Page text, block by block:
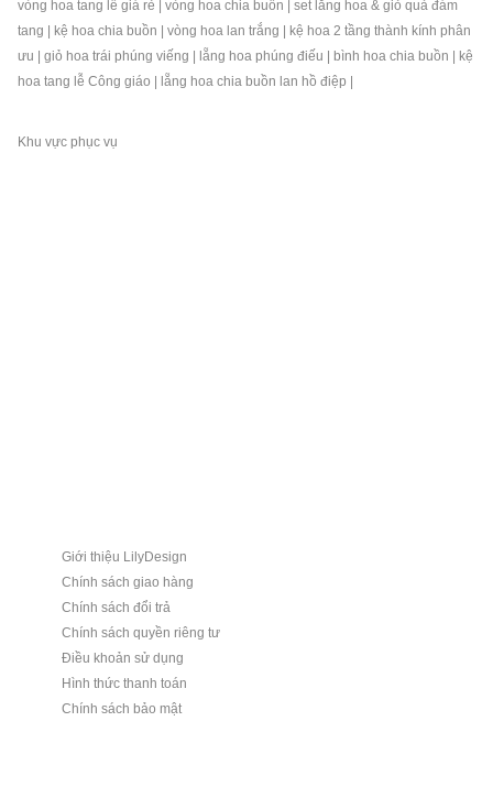
vòng hoa tang lễ giá rẻ vòng hoa chia buồn
set lẵng hoa & giỏ quả đám
tang
kệ hoa chia buồn vòng hoa lan trắng
kệ hoa 2 tầng thành kính phân
ưu
giỏ hoa trái phúng viếng lẵng hoa phúng điếu bình hoa chia buồn
kệ
hoa tang lễ Công giáo
lẵng hoa chia buồn lan hồ điệp
Khu vực phục vụ
Giới thiệu LilyDesign
Chính sách giao hàng
Chính sách đổi trả
Chính sách quyền riêng tư
Điều khoản sử dụng
Hình thức thanh toán
Chính sách bảo mật